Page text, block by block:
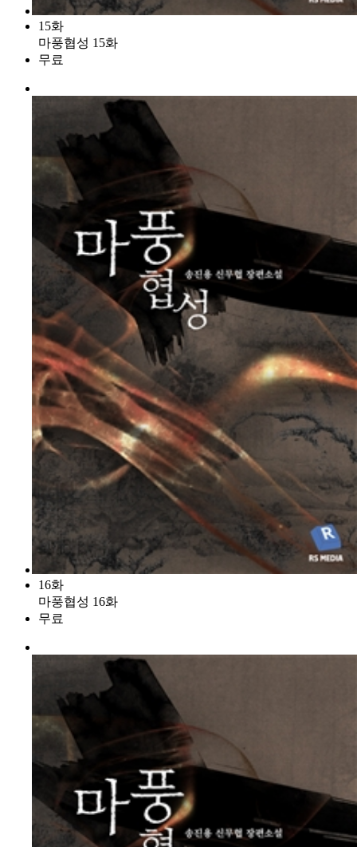
15화
마풍협성 15화
무료
16화
마풍협성 16화
무료